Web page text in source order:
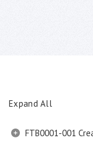
Expand All
FTB0001-001